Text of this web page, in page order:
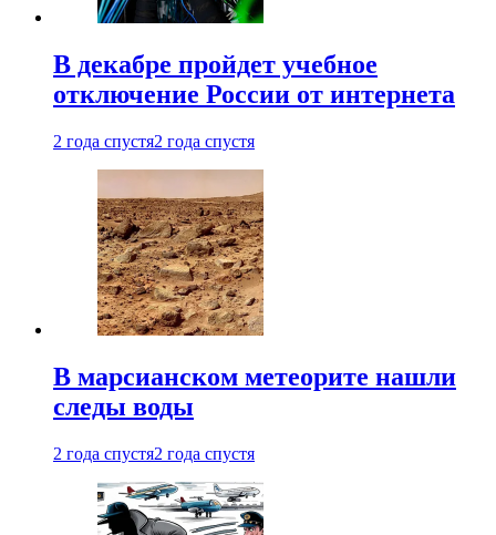
В декабре пройдет учебное
отключение России от интернета
2 года спустя2 года спустя
В марсианском метеорите нашли
следы воды
2 года спустя2 года спустя